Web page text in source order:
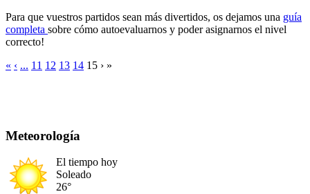
Para que vuestros partidos sean más divertidos, os dejamos una guía
completa sobre cómo autoevaluarnos y poder asignarnos el nivel
correcto!
« ‹ ... 11 12 13 14 15 › »
Meteorología
El tiempo hoy
Soleado
26°